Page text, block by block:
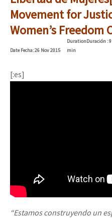
Movement for
Women’s Freedom
DateFecha: 26 Nov 2015
DurationDuración: 9
min
[:es]
“Estamos construyendo un